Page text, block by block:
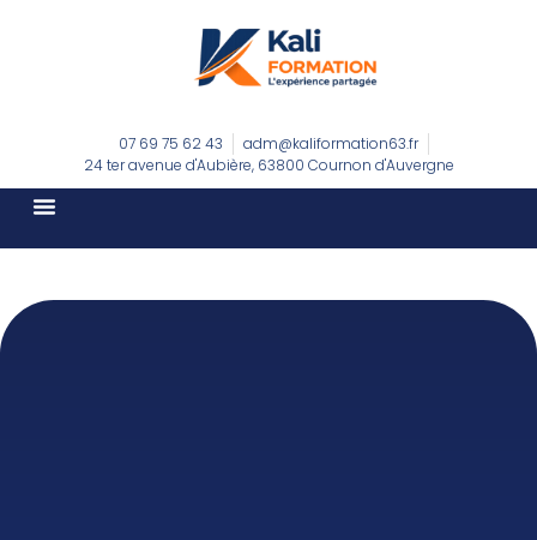
07 69 75 62 43
adm@kaliformation63.fr
24 ter avenue d'Aubière, 63800 Cournon d'Auvergne